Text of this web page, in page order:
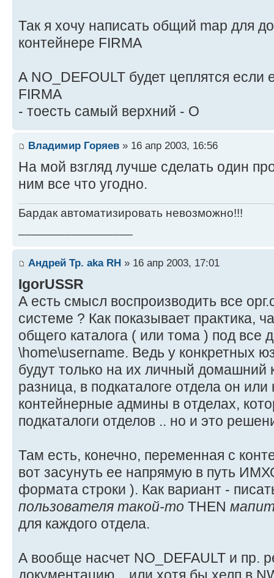
Так я хочу написать общий map для
контейнере FIRMA
А NO_DEFOULT будет цеплятся если
FIRMA
- тоесть самый верхний - O
Владимир Горяев » 16 апр 2003, 16:56
На мой взгляд лучше сделать один
ним все что угодно.
Бардак автоматизировать невозможно!!!
Андрей Тр. aka RH » 16 апр 2003, 17:01
IgorUSSR
А есть смысл воспроизводить все
системе ? Как показывает практика,
общего каталога ( или тома ) под все
\home\username. Ведь у конкретных
будут только на их личный домашний
разница, в подкаталоге отдела он или
контейнерные админы в отделах,
подкаталоги отделов .. но и это
Там есть, конечно, переменная с
вот засунуть ее напрямую в путь
формата строки ). Как вариант -
пользователя такой-то THEN
для каждого отдела.
А вообще насчет NO_DEFAULT и пр.
документацию .. или хотя бы хелп в